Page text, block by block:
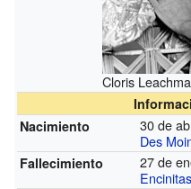
Cloris
Nacimiento
30 de
Des
Fallecimiento
27 de
Encinitas